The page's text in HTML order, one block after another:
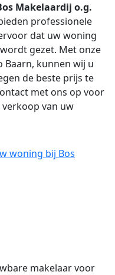
Makelaardij o.g.
professionele
dat uw woning
gezet. Met onze
Baarn, kunnen wij u
de beste prijs te
met ons op voor
van uw
woning bij Bos
makelaar voor